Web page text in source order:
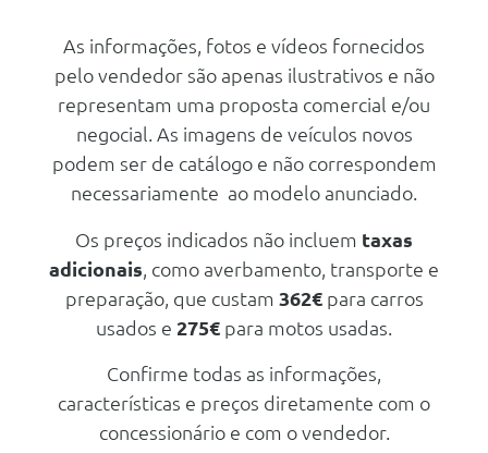
Bancos Dianteiros Com
Regulaçao Em Altura
Couro
Vidros Electricos Dianteiros
Profundidade
Tomada De 12v Na Bagageira
Sensor De Luz
Espelhos Retrovisores Exteriores
Entradas Usb-C A Frente E Atras
Espelhos Retrovisores Exteriores
As informações, fotos e vídeos fornecidos
pelo vendedor são apenas ilustrativos e não
representam uma proposta comercial e/ou
negocial. As imagens de veículos novos
podem ser de catálogo e não correspondem
necessariamente ao modelo anunciado.
Os preços indicados não incluem taxas
adicionais , como averbamento, transporte e
preparação, que custam 362€para carros
usados e 275€ para motos usadas.
Confirme todas as informações,
características e preços diretamente com o
concessionário e com o vendedor.